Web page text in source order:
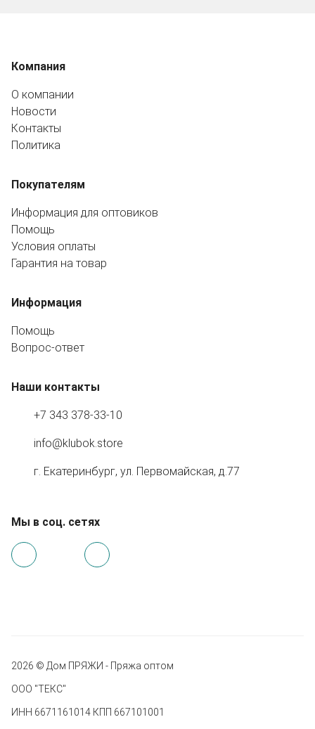
Компания
О компании
Новости
Контакты
Политика
Покупателям
Информация для оптовиков
Помощь
Условия оплаты
Гарантия на товар
Информация
Помощь
Вопрос-ответ
Наши контакты
+7 343 378-33-10
info@klubok.store
г. Екатеринбург, ул. Первомайская, д.77
Мы в соц. сетях
2026 © Дом ПРЯЖИ - Пряжа оптом
ООО "ТЕКС"
ИНН 6671161014 КПП 667101001